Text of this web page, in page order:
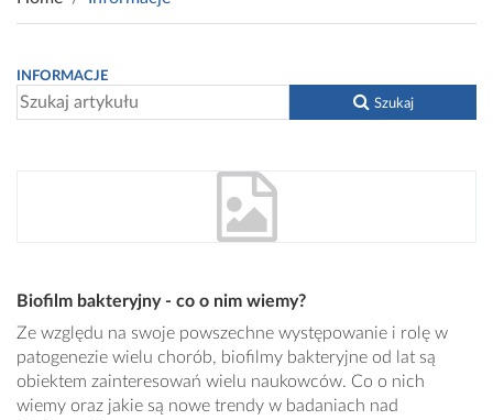
INFORMACJE
Szukaj
Biofilm bakteryjny - co o nim wiemy?
Ze względu na swoje powszechne występowanie i rolę w
patogenezie wielu chorób, biofilmy bakteryjne od lat są
obiektem zainteresowań wielu naukowców. Co o nich
wiemy oraz jakie są nowe trendy w badaniach nad